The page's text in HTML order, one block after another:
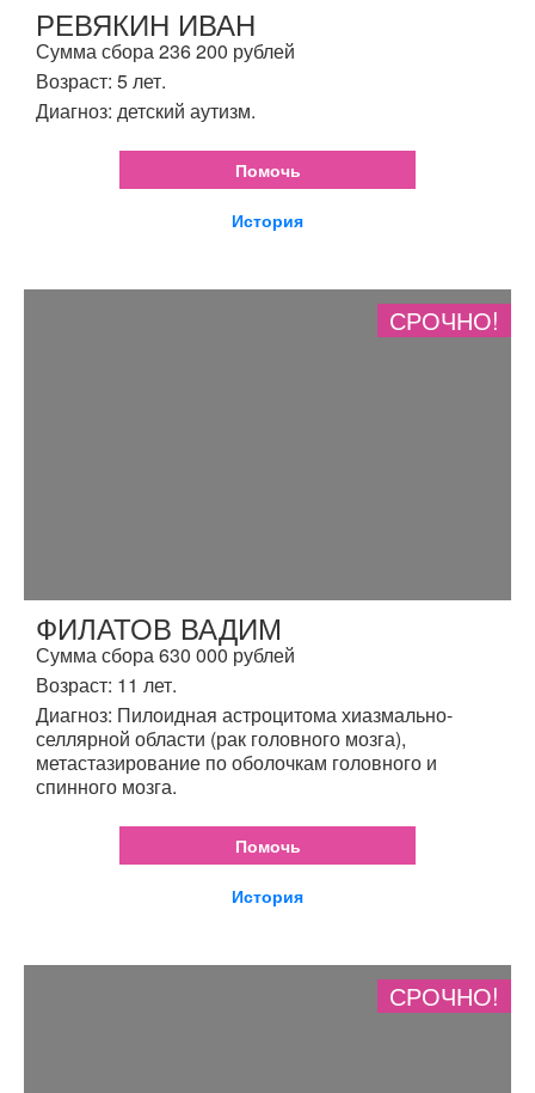
РЕВЯКИН ИВАН
Сумма сбора 236 200 рублей
Возраст: 5 лет.
Диагноз: детский аутизм.
Помочь
История
СРОЧНО!
ФИЛАТОВ ВАДИМ
Сумма сбора 630 000 рублей
Возраст: 11 лет.
Диагноз: Пилоидная астроцитома хиазмально-
селлярной области (рак головного мозга),
метастазирование по оболочкам головного и
спинного мозга.
Помочь
История
СРОЧНО!